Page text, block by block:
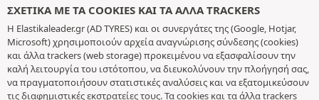
ΣΧΕΤΙΚΆ ΜΕ ΤΑ COOKIES ΚΑΙ ΤΑ ΆΛΛΑ TRACKERS
Η Elastikaleader.gr (AD TYRES) και οι συνεργάτες της (Google, Hotjar,
Microsoft) χρησιμοποιούν αρχεία αναγνώρισης σύνδεσης (cookies)
και άλλα trackers (web storage) προκειμένου να εξασφαλίσουν την
καλή λειτουργία του ιστότοπου, να διευκολύνουν την πλοήγησή σας,
να πραγματοποιήσουν στατιστικές αναλύσεις και να εξατομικεύσουν
τις διαφημιστικές εκστρατείες τους. Τα cookies και τα άλλα trackers